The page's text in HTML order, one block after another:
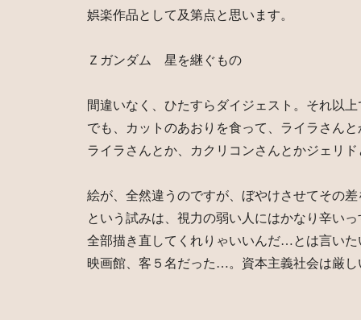
娯楽作品として及第点と思います。
Ｚガンダム 星を継ぐもの
間違いなく、ひたすらダイジェスト。それ以
でも、カットのあおりを食って、ライラさん
ライラさんとか、カクリコンさんとかジェリ
絵が、全然違うのですが、ぼやけさせてその
という試みは、視力の弱い人にはかなり辛いっ
全部描き直してくれりゃいいんだ…とは言いた
映画館、客５名だった…。資本主義社会は厳し